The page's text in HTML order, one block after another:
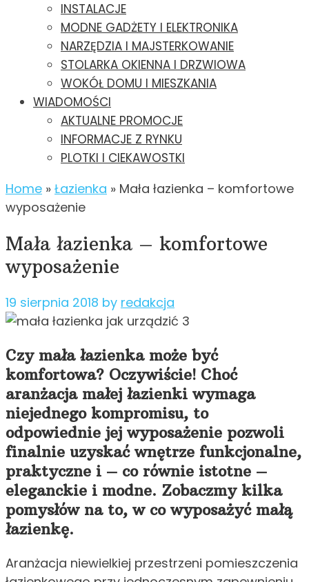
INSTALACJE
MODNE GADŻETY I ELEKTRONIKA
NARZĘDZIA I MAJSTERKOWANIE
STOLARKA OKIENNA I DRZWIOWA
WOKÓŁ DOMU I MIESZKANIA
WIADOMOŚCI
AKTUALNE PROMOCJE
INFORMACJE Z RYNKU
PLOTKI I CIEKAWOSTKI
Home » Łazienka » Mała łazienka – komfortowe
wyposażenie
Mała łazienka – komfortowe
wyposażenie
19 sierpnia 2018 by redakcja
Czy mała łazienka może być
komfortowa? Oczywiście! Choć
aranżacja małej łazienki wymaga
niejednego kompromisu, to
odpowiednie jej wyposażenie pozwoli
finalnie uzyskać wnętrze funkcjonalne,
praktyczne i – co równie istotne –
eleganckie i modne. Zobaczmy kilka
pomysłów na to, w co wyposażyć małą
łazienkę.
Aranżacja niewielkiej przestrzeni pomieszczenia